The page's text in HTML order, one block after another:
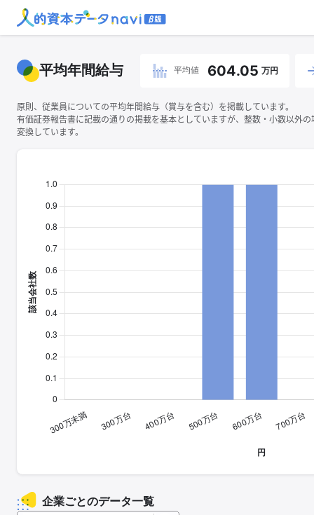
平均年間給与 平均値 604.05 万円
原則、従業員についての平均年間給与（賞与を含む）を掲載しています。
有価証券報告書に記載の通りの掲載を基本としていますが、整数・小数以外
変換しています。
企業ごとのデータ一覧